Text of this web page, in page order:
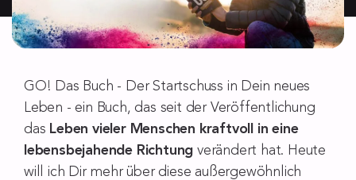
GO! Das Buch - Der Startschuss in Dein neues
Leben - ein Buch, das seit der Veröffentlichung
das Leben vieler Menschen kraftvoll in eine
lebensbejahende Richtung verändert hat. Heute
will ich Dir mehr über diese außergewöhnlich